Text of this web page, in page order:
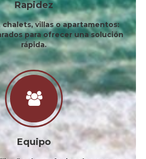
Rapidez
chalets, villas o apartamentos:
para ofrecer una solución
rápida.
Equipo